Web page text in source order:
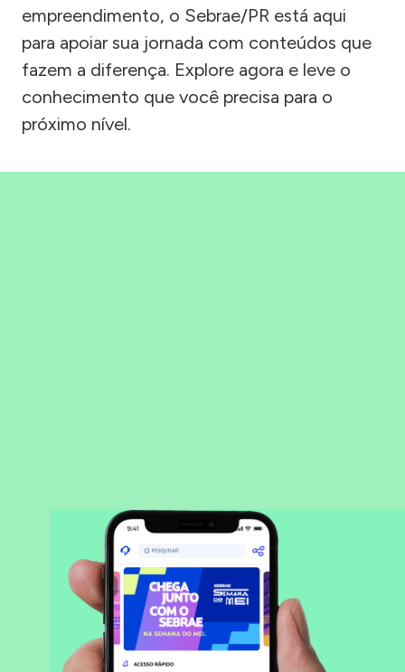
empreendimento, o Sebrae/PR está aqui
para apoiar sua jornada com conteúdos que
fazem a diferença. Explore agora e leve o
conhecimento que você precisa para o
próximo nível.